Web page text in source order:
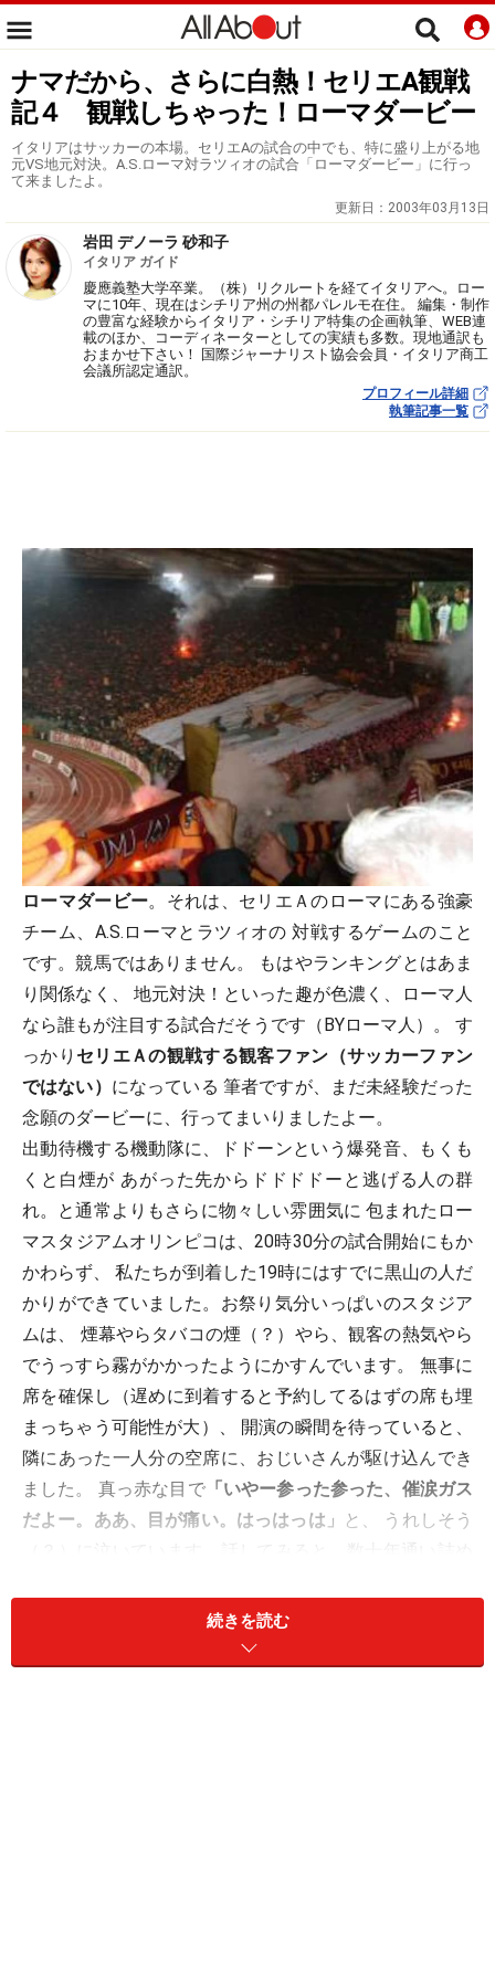
ナマだから、さらに白熱！セリエA観戦
記４ 観戦しちゃった！ローマダービー
イタリアはサッカーの本場。セリエAの試合の中でも、特に盛り上がる地
元VS地元対決。A.S.ローマ対ラツィオの試合「ローマダービー」に行っ
て来ましたよ。
更新日： 2003年03月13日
岩田 デノーラ 砂和子
イタリア ガイド
慶應義塾大学卒業。（株）リクルートを経てイタリアへ。ロー
マに10年、現在はシチリア州の州都パレルモ在住。 編集・制作
の豊富な経験からイタリア・シチリア特集の企画執筆、WEB連
載のほか、コーディネーターとしての実績も多数。現地通訳も
おまかせ下さい！ 国際ジャーナリスト協会会員・イタリア商工
会議所認定通訳。
プロフィール詳細
執筆記事一覧
ローマダービー。それは、セリエＡのローマにある強豪
チーム、A.S.ローマとラツィオの 対戦するゲームのこと
です。競馬ではありません。 もはやランキングとはあま
り関係なく、 地元対決！といった趣が色濃く、ローマ人
なら誰もが注目する試合だそうです（BYローマ人）。 す
っかり セリエＡの観戦する観客ファン（サッカーファン
ではない） になっている 筆者ですが、まだ未経験だった
念願のダービーに、行ってまいりましたよー。
出動待機する機動隊に、ドドーンという爆発音、もくも
くと白煙が あがった先からドドドドーと逃げる人の群
れ。と通常よりもさらに物々しい雰囲気に 包まれたロー
マスタジアムオリンピコは、20時30分の試合開始にもか
かわらず、 私たちが到着した19時にはすでに黒山の人だ
かりができていました。お祭り気分いっぱいのスタジア
ムは、 煙幕やらタバコの煙（？）やら、観客の熱気やら
でうっすら霧がかかったようにかすんでいます。 無事に
席を確保し（遅めに到着すると予約してるはずの席も埋
まっちゃう可能性が大）、 開演の瞬間を待っていると、
隣にあった一人分の空席に、おじいさんが駆け込んでき
ました。 真っ赤な目で「いやー参った参った、催涙ガス
だよー。ああ、目が痛い。はっはっは」
と、 うれしそう
（？）に泣いています。話してみると、数十年通い詰め
で、 孫の活躍を見守るように、催涙ガスでチクチクする
目を細めながら観戦されていました。 きっと奥さんに文
句言われながら毎週末サッカー観戦にき続けてるんだろ
続きを読む